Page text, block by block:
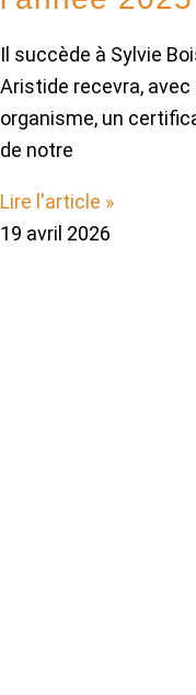
Il succède à Sylvie
Aristide recevra, avec
organisme, un
de notre
Lire l'article »
19 avril 2026